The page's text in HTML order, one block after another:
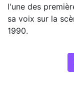
l'une des
sa voix sur la
1990.